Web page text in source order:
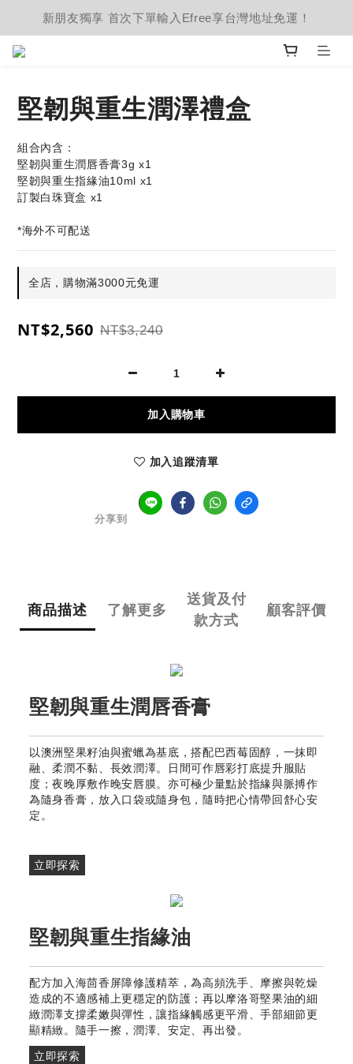
新朋友獨享 首次下單輸入Efree享台灣地址免運！
堅韌與重生潤澤禮盒
組合內含：
堅韌與重生潤唇香膏3g x1
堅韌與重生指緣油10ml x1
訂製白珠寶盒 x1
*海外不可配送
全店，購物滿3000元免運
NT$2,560 NT$3,240
加入購物車
加入追蹤清單
分享到
商品描述 了解更多
送貨及付
款方式
顧客評價
堅韌與重生潤唇香膏
以澳洲堅果籽油與蜜蠟為基底，搭配巴西莓固醇，一抹即
融、柔潤不黏、長效潤澤。日間可作唇彩打底提升服貼
度；夜晚厚敷作晚安唇膜。亦可極少量點於指緣與脈搏作
為隨身香膏，放入口袋或隨身包，隨時把心情帶回舒心安
定。
立即探索
堅韌與重生指緣油
配方加入海茴香屏障修護精萃，為高頻洗手、摩擦與乾燥
造成的不適感補上更穩定的防護；再以摩洛哥堅果油的細
緻潤澤支撐柔嫩與彈性，讓指緣觸感更平滑、手部細節更
顯精緻。隨手一擦，潤澤、安定、再出發。
立即探索